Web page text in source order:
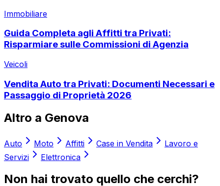
Immobiliare
Guida Completa agli Affitti tra Privati:
Risparmiare sulle Commissioni di Agenzia
Veicoli
Vendita Auto tra Privati: Documenti Necessari e
Passaggio di Proprietà 2026
Altro a Genova
Auto Moto Affitti Case in Vendita
Lavoro e
Servizi
Elettronica
Non hai trovato quello che cerchi?